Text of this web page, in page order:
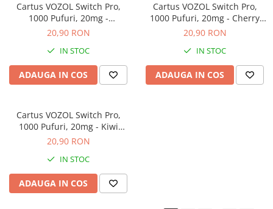
Cartus VOZOL Switch Pro,
1000 Pufuri, 20mg -
Watermelon Bubblegum
20,90 RON
IN STOC
ADAUGA IN COS
Cartus VOZOL Switch Pro,
1000 Pufuri, 20mg - Cherry
Peach Lemonade
20,90 RON
IN STOC
ADAUGA IN COS
Cartus VOZOL Switch Pro,
1000 Pufuri, 20mg - Kiwi
Passion Fruit Guava
20,90 RON
IN STOC
ADAUGA IN COS